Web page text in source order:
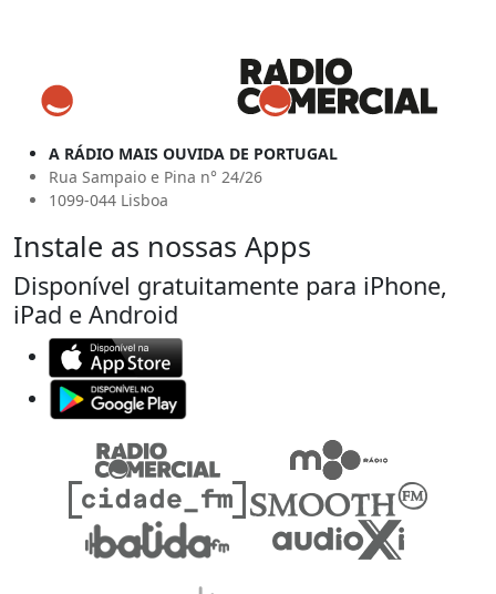
A RÁDIO MAIS OUVIDA DE PORTUGAL
Rua Sampaio e Pina n° 24/26
1099-044 Lisboa
Instale as nossas Apps
Disponível gratuitamente para iPhone,
iPad e Android